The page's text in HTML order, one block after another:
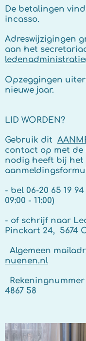
De betalingen
incasso.
Adreswijzigingen
aan het
Opzeggingen
nieuwe jaar.
LID WORDEN?
Gebruik dit
contact op met
nodig heeft bij het
- bel 06-20 65 19
09:00 - 11:00)
- of schrijf naar
Pinckart 24, 5674
Algemeen
nuenen.nl
Rekeningnummer
4867 58